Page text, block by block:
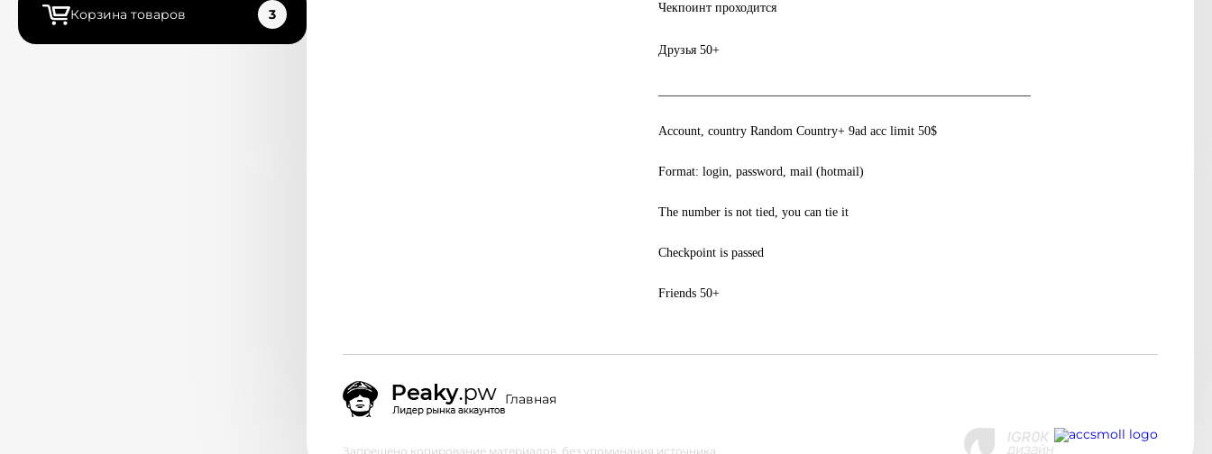
Корзина товаров 3 Чекпоинт проходится
Друзья 50+
Account, country Random Country+ 9ad acc limit 50$
Format: login, password, mail (hotmail)
The number is not tied, you can tie it
Checkpoint is passed
Friends 50+
Главная
Запрещено копирование материалов, без упоминания источника